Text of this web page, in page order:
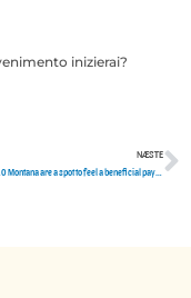
inizierai?
NÆSTE
Of 1999 to 2010 Montana are a spot to feel a beneficial payday lender